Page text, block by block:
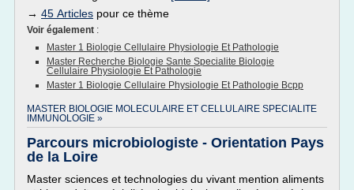
→ 45 Articles pour ce thème
Voir également :
Master 1 Biologie Cellulaire Physiologie Et Pathologie
Master Recherche Biologie Sante Specialite Biologie
Cellulaire Physiologie Et Pathologie
Master 1 Biologie Cellulaire Physiologie Et Pathologie Bcpp
MASTER BIOLOGIE MOLECULAIRE ET CELLULAIRE SPECIALITE
IMMUNOLOGIE »
Parcours microbiologiste - Orientation Pays
de la Loire
Master sciences et technologies du vivant mention aliments